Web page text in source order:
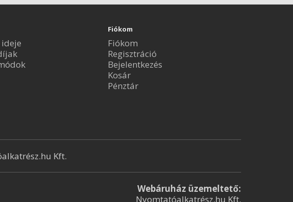
Fiókom
Fiókom
Regisztráció
Bejelentkezés
Kosár
Pénztár
Kft.
Webáruház üzemeltető:
Nyomtatóalkatrész.hu Kft.